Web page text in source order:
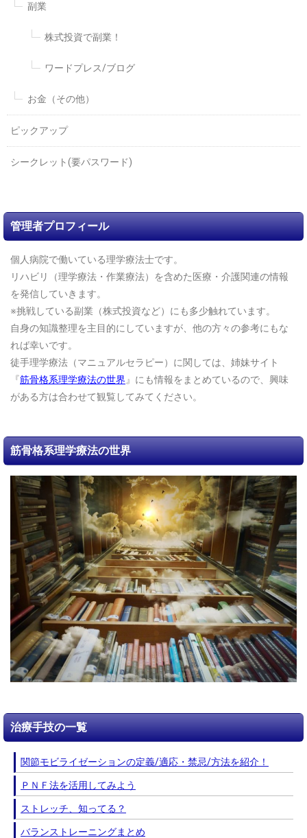
副業
株式投資で副業！
ワードプレス/ブログ
お金（その他）
ピックアップ
シークレット(要パスワード)
管理者プロフィール
個人病院で働いている理学療法士です。
リハビリ（理学療法・作業療法）を含めた医療・介護関連の情報
を発信していきます。
※挑戦している副業（株式投資など）にも多少触れています。
自身の知識整理を主目的にしていますが、他の方々の参考にもな
れば幸いです。
徒手理学療法（マニュアルセラピー）に関しては、姉妹サイト
『筋骨格系理学療法の世界』にも情報をまとめているので、興味
がある方は合わせて観覧してみてください。
筋骨格系理学療法の世界
治療手技の一覧
関節モビライゼーションの定義/適応・禁忌/方法を紹介！
ＰＮＦ法を活用してみよう
ストレッチ、知ってる？
バランストレーニングまとめ